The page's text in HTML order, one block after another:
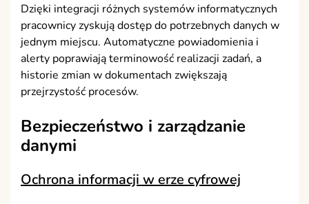
Dzięki integracji różnych systemów informatycznych
pracownicy zyskują dostęp do potrzebnych danych w
jednym miejscu. Automatyczne powiadomienia i
alerty poprawiają terminowość realizacji zadań, a
historie zmian w dokumentach zwiększają
przejrzystość procesów.
Bezpieczeństwo i zarządzanie
danymi
Ochrona informacji w erze cyfrowej